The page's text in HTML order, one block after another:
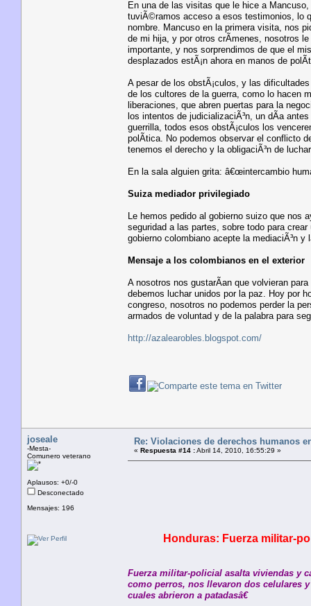
En una de las visitas que le hice a
tuviÃ©ramos acceso a esos testimonios, lo
nombre. Mancuso en la primera visita, nos
de mi hija, y por otros crÃ­menes, nosotros
importante, y nos sorprendimos de que el
desplazados estÃ¡n ahora en manos de
A pesar de los obstÃ¡culos, y las
de los cultores de la guerra, como lo hacen
liberaciones, que abren puertas para la
los intentos de judicializaciÃ³n, un dÃ­a
guerrilla, todos esos obstÃ¡culos los
polÃ­tica. No podemos observar el conflicto
tenemos el derecho y la obligaciÃ³n de
En la sala alguien grita: â€œintercambio
Suiza mediador privilegiado
Le hemos pedido al gobierno suizo que nos
seguridad a las partes, sobre todo para
gobierno colombiano acepte la mediaciÃ³n y
Mensaje a los colombianos en el exterior
A nosotros nos gustarÃ­an que volvieran
debemos luchar unidos por la paz. Hoy por
congreso, nosotros no podemos perder la
armados de voluntad y de la palabra para
http://azalearobles.blogspot.com/
joseale
-Mesta-
Comunero veterano
Aplausos: +0/-0
Desconectado
Mensajes: 196
Re: Violaciones de derechos humanos
« Respuesta #14 :Abril 14, 2010, 16:55:29 »
Honduras: Fuerza militar-
Fuerza militar-policial asalta viviendas y
como perros, nos llevaron dos celulares
cuales abrieron a patadasâ€